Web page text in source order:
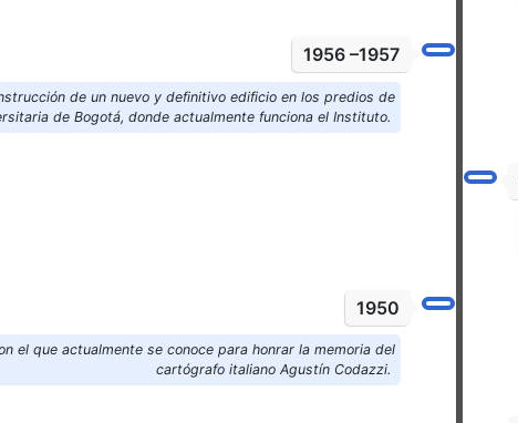
1956 –1957
de un nuevo y definitivo edificio en los predios de
de Bogotá, donde actualmente funciona el Instituto.
1950
el que actualmente se conoce para honrar la memoria del
cartógrafo italiano Agustín Codazzi.